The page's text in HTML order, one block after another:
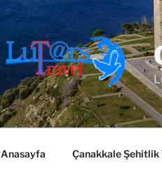
Anasayfa Çanakkale Şehitlik